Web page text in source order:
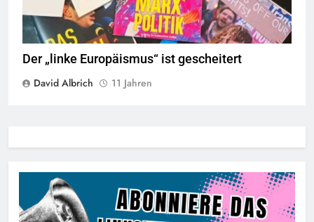
Der „linke Europäismus“ ist gescheitert
David Albrich
11 Jahren